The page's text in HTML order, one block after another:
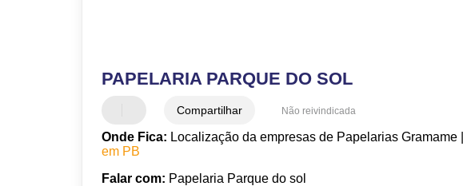
PAPELARIA PARQUE DO SOL
Compartilhar Não reivindicada
Onde Fica: Localização da empresas de Papelarias Gramame |
em PB
Falar com: Papelaria Parque do sol